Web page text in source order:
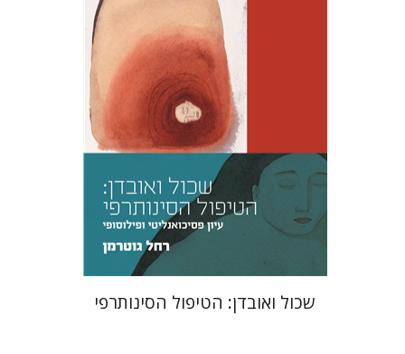
הנחת אתר ספר מודפס
$35
$32
שכול ואובדן: הטיפול הסינותרפי